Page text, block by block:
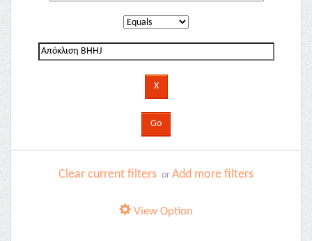
Clear current filters or Add more filters
View Option